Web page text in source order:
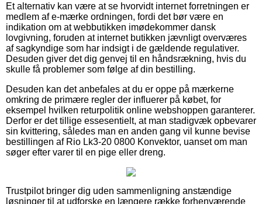
Et alternativ kan være at se hvorvidt internet forretningen er
medlem af e-mærke ordningen, fordi det bør være en
indikation om at webbutikken imødekommer dansk
lovgivning, foruden at internet butikken jævnligt overværes
af sagkyndige som har indsigt i de gældende regulativer.
Desuden giver det dig genvej til en håndsrækning, hvis du
skulle få problemer som følge af din bestilling.
Desuden kan det anbefales at du er oppe på mærkerne
omkring de primære regler der influerer på købet, for
eksempel hvilken returpolitik online webshoppen garanterer.
Derfor er det tillige essesentielt, at man stadigvæk opbevarer
sin kvittering, således man en anden gang vil kunne bevise
bestillingen af Rio Lk3-20 0800 Konvektor, uanset om man
søger efter varer til en pige eller dreng.
Trustpilot bringer dig uden sammenligning anstændige
løsninger til at udforske en længere række forhenværende